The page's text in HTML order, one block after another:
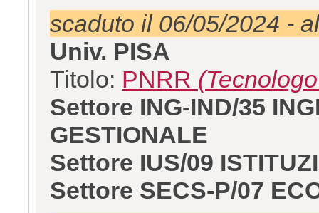
scaduto il 06/05/2024 -
Univ. PISA
Titolo: PNRR
Settore ING-IND/35
GESTIONALE
Settore IUS/09
Settore SECS-P/07